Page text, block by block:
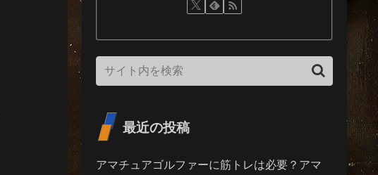
最近の投稿
アマチュアゴルファーに筋トレは必要？アマ